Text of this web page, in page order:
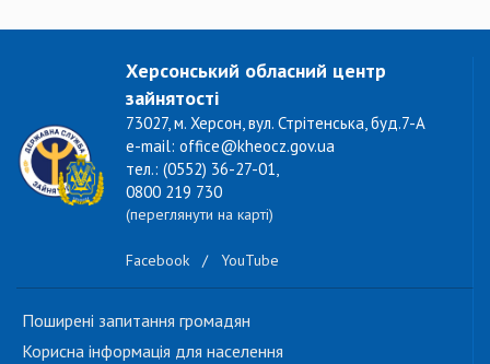
Херсонський обласний центр
зайнятості
73027, м. Херсон, вул. Стрітенська, буд.7-А
e-mail: office@kheocz.gov.ua
тел.: (0552) 36-27-01,
0800 219 730
(переглянути на карті)
Facebook / YouTube
Поширені запитання громадян
Корисна інформація для населення